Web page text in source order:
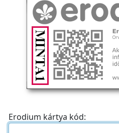
Erodium kártya kód: